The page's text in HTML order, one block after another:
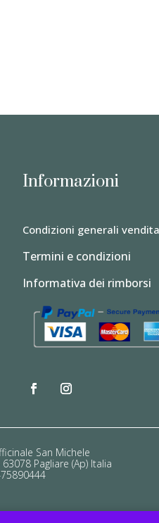
Informazioni
Condizioni generali vendita
Termini e condizioni
Informativa dei rimborsi
San Michele
Pagliare (Ap) Italia